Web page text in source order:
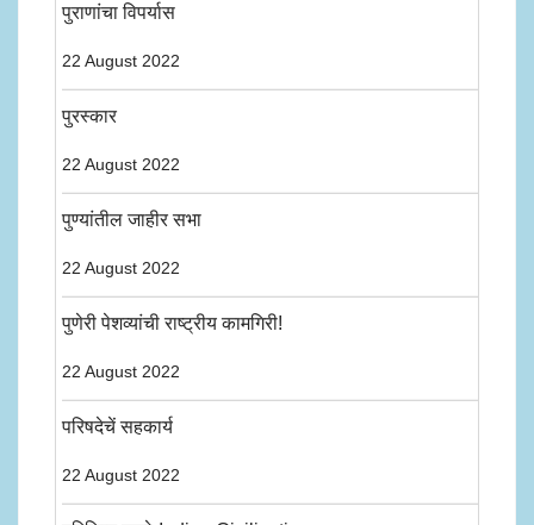
पुराणांचा विपर्यास
22 August 2022
पुरस्कार
22 August 2022
पुण्यांतील जाहीर सभा
22 August 2022
पुणेरी पेशव्यांची राष्ट्रीय कामगिरी!
22 August 2022
परिषदेचें सहकार्य
22 August 2022